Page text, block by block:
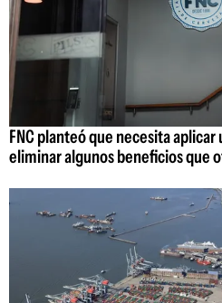
FNC planteó que necesita
eliminar algunos beneficios que